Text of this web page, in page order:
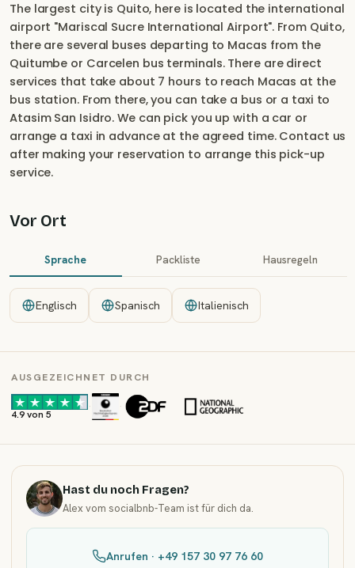
The largest city is Quito, here is located the international
airport "Mariscal Sucre International Airport". From Quito,
there are several buses departing to Macas from the
Quitumbe or Carcelen bus terminals. There are direct
services that take about 7 hours to reach Macas at the
bus station. From there, you can take a bus or a taxi to
Atasim San Isidro. We can pick you up with a car or
arrange a taxi in advance at the agreed time. Contact us
after making your reservation to arrange this pick-up
service.
Vor Ort
Sprache Packliste Hausregeln
Englisch Spanisch Italienisch
AUSGEZEICHNET DURCH
4.9 von 5
· ·
Hast du noch Fragen?
Alex vom socialbnb-Team ist für dich da.
Anrufen · +49 157 30 97 76 60